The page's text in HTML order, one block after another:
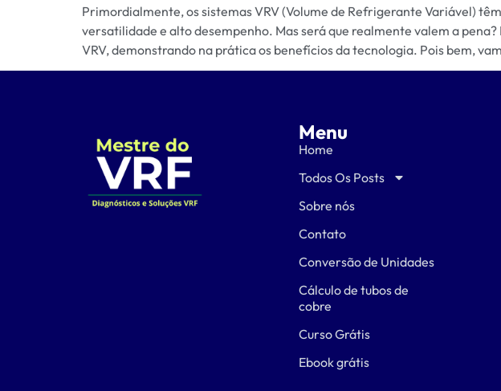
Primordialmente, os sistemas VRV (Volume de Refrigerante Variável)
versatilidade e alto desempenho. Mas será que realmente valem a
VRV, demonstrando na prática os benefícios da tecnologia. Pois bem,
Menu
Home
Todos Os Posts
Sobre nós
Contato
Conversão de Unidades
Cálculo de tubos de
cobre
Curso Grátis
Ebook grátis